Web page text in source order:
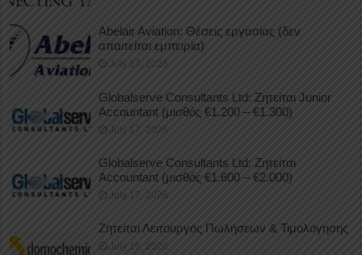
Abelair Aviation: Θέσεις εργασίας (δεν
απαιτείται εμπειρία)
July 17, 2026
Globalserve Consultants Ltd: Ζητείται Junior
Accountant (μισθός €1.200 – €1.300)
July 17, 2026
Globalserve Consultants Ltd: Ζητείται
Accountant (μισθός €1.600 – €2.000)
July 17, 2026
Ζητείται Λειτουργός Πωλήσεων & Τιμολόγησης
July 16, 2026